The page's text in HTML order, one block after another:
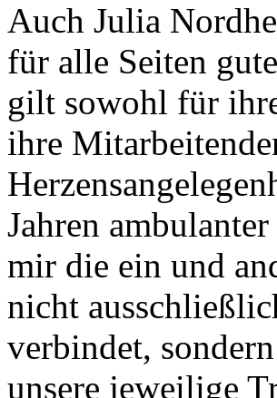
Auch Julia
für alle Seiten
gilt sowohl für
ihre
Jahren
mir die ein und
nicht
verbindet,
unsere jeweilige